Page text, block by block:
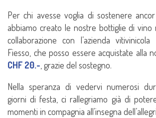
Per chi avesse voglia di sostenere
abbiamo creato le nostre bottiglie di vino
collaborazione con l’azienda
Fiesso, che posso essere acquistate alla
CHF 20.-, grazie del sostegno.
Nella speranza di vedervi numerosi
giorni di festa, ci rallegriamo già di
momenti in compagnia all’insegna